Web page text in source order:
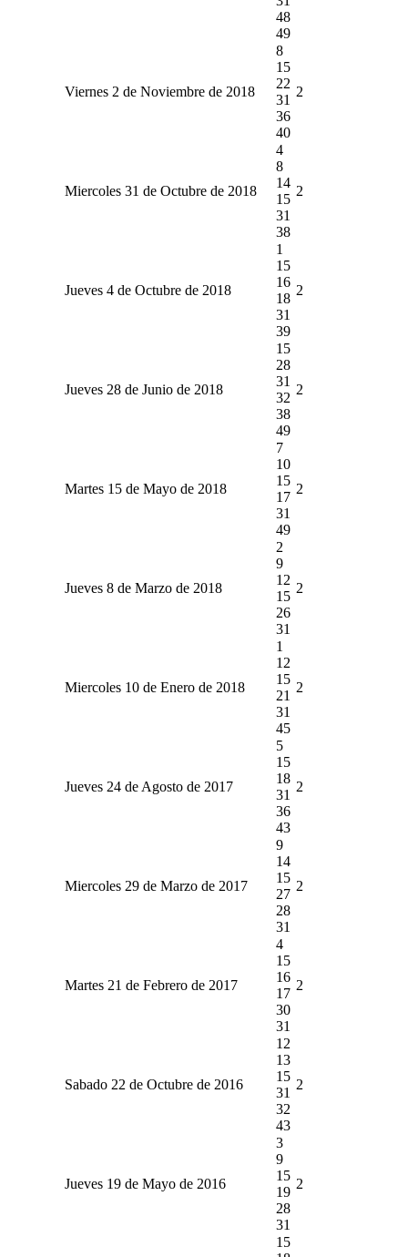
48
49
Viernes 2 de Noviembre de 2018
8
15
22
31
36
40
2
Miercoles 31 de Octubre de 2018
4
8
14
15
31
38
2
Jueves 4 de Octubre de 2018
1
15
16
18
31
39
2
Jueves 28 de Junio de 2018
15
28
31
32
38
49
2
Martes 15 de Mayo de 2018
7
10
15
17
31
49
2
Jueves 8 de Marzo de 2018
2
9
12
15
26
31
2
Miercoles 10 de Enero de 2018
1
12
15
21
31
45
2
Jueves 24 de Agosto de 2017
5
15
18
31
36
43
2
Miercoles 29 de Marzo de 2017
9
14
15
27
28
31
2
Martes 21 de Febrero de 2017
4
15
16
17
30
31
2
Sabado 22 de Octubre de 2016
12
13
15
31
32
43
2
Jueves 19 de Mayo de 2016
3
9
15
19
28
31
2
15